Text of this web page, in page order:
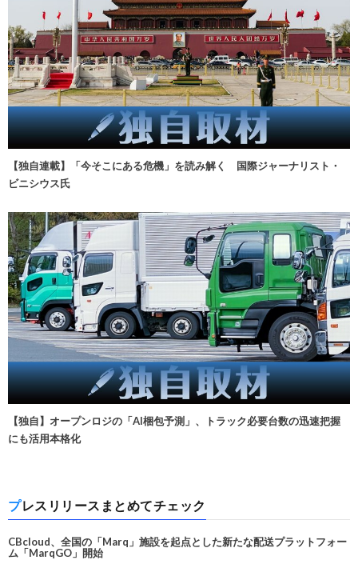
【独自連載】「今そこにある危機」を読み解く 国際ジャーナリスト・
ビニシウス氏
【独自】オープンロジの「AI梱包予測」、トラック必要台数の迅速把握
にも活用本格化
プレスリリースまとめてチェック
CBcloud、全国の「Marq」施設を起点とした新たな配送プラットフォー
ム「MarqGO」開始